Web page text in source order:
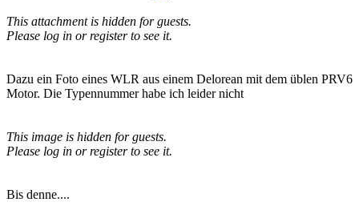
This attachment is hidden for guests.
Please log in or register to see it.
Dazu ein Foto eines WLR aus einem Delorean mit dem üblen PRV6
Motor. Die Typennummer habe ich leider nicht
This image is hidden for guests.
Please log in or register to see it.
Bis denne....